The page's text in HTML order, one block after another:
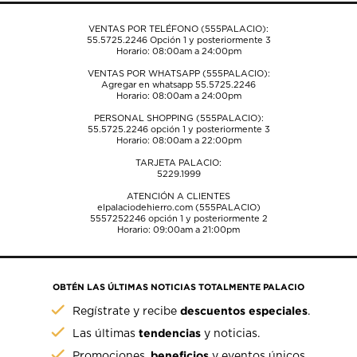
envío.envío.envío.envío.envío.
VENTAS POR TELÉFONO (555PALACIO):
55.5725.2246Opción 1 y posteriormente 3
Horario: 08:00am a 24:00pm
VENTAS POR WHATSAPP (555PALACIO):
Agregar en whatsapp 55.5725.2246
Horario: 08:00am a 24:00pm
PERSONAL SHOPPING (555PALACIO):
55.5725.2246opción 1 y posteriormente 3
Horario: 08:00am a 22:00pm
TARJETA PALACIO:
5229.1999
ATENCIÓN A CLIENTES
elpalaciodehierro.com (555PALACIO)
5557252246opción 1 y posteriormente 2
Horario: 09:00am a 21:00pm
OBTÉN LAS ÚLTIMAS NOTICIAS TOTALMENTE PALACIO
Regístrate y recibedescuentos especiales.
Las últimastendencias y noticias.